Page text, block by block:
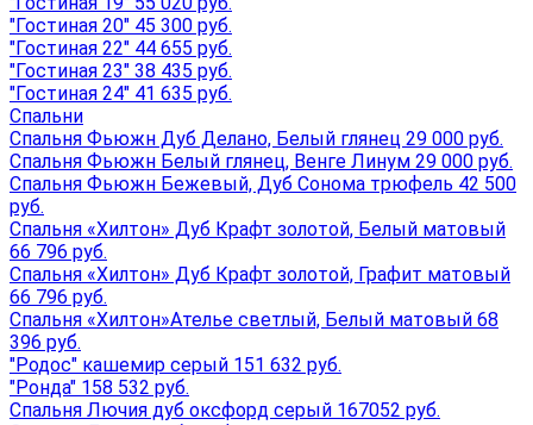
"Гостиная 20" 45 300 руб.
"Гостиная 22" 44 655 руб.
"Гостиная 23" 38 435 руб.
"Гостиная 24" 41 635 руб.
Спальни
Спальня Фьюжн Дуб Делано, Белый глянец 29 000 руб.
Спальня Фьюжн Белый глянец, Венге Линум 29 000 руб.
Спальня Фьюжн Бежевый, Дуб Сонома трюфель 42 500
руб.
Спальня «Хилтон» Дуб Крафт золотой, Белый матовый
66 796 руб.
Спальня «Хилтон» Дуб Крафт золотой, Графит матовый
66 796 руб.
Спальня «Хилтон»Ателье светлый, Белый матовый 68
396 руб.
"Родос" кашемир серый 151 632 руб.
"Ронда" 158 532 руб.
Спальня Лючия дуб оксфорд серый 167052 руб.